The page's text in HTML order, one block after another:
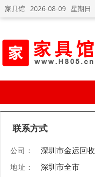
家具馆 2026-08-09 星期日
联系方式
公司： 深圳市金运回
地址： 深圳市全市